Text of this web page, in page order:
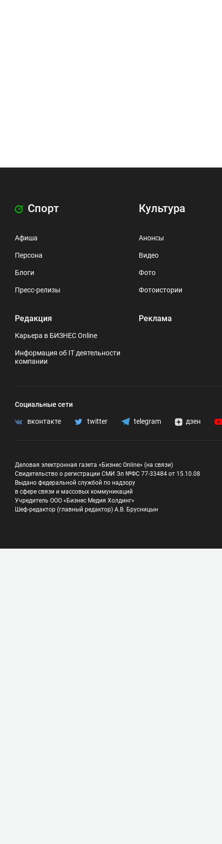
Спорт
Афиша
Персона
Блоги
Пресс-релизы
Редакция
Карьера в БИЗНЕС Online
Информация об IT деятельности
компании
Культура
Анонсы
Видео
Фото
Фотоистории
Реклама
Социальные сети
вконтакте twitter telegram дзен
Деловая электронная газета «Бизнес Online» (на связи)
Свидетельство о регистрации СМИ Эл №ФС 77-33484 от 15.10.08
Выдано федеральной службой по надзору
в сфере связи и массовых коммуникаций
Учредитель ООО «Бизнес Медия Холдинг»
Шеф-редактор (главный редактор) А.В. Брусницын